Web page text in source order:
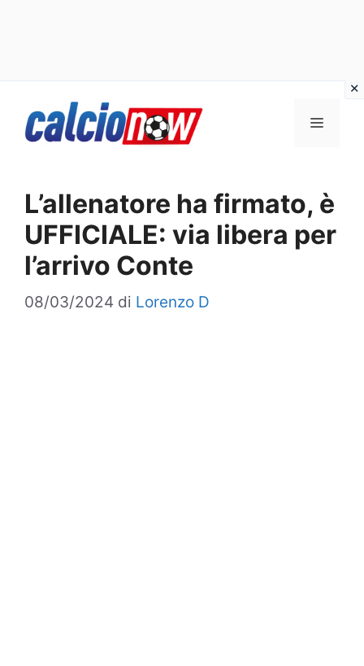
Menu
L’allenatore ha firmato, è
UFFICIALE: via libera per
l’arrivo Conte
08/03/2024 di Lorenzo D